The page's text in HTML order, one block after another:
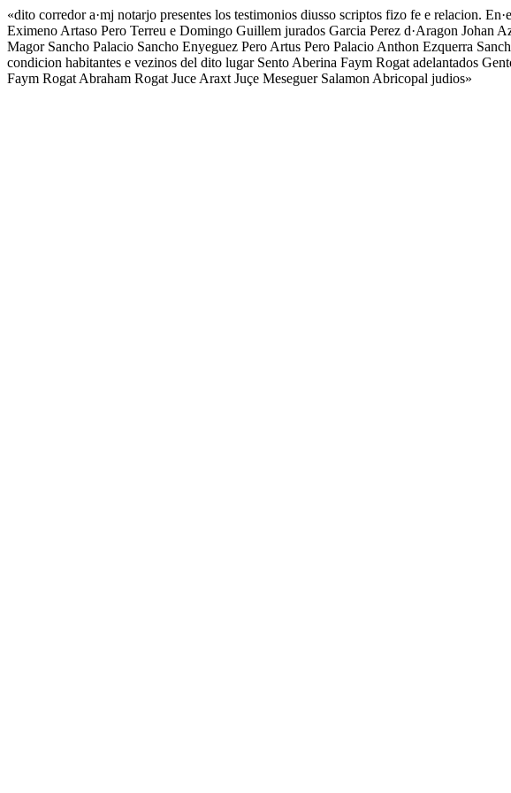
«dito corredor a·mj notarjo presentes los testimonios diusso scriptos fizo fe e relacion.
Eximeno Artaso Pero Terreu e Domingo Guillem jurados Garcia Perez d·Aragon
Magor Sancho Palacio Sancho Enyeguez Pero Artus Pero Palacio Anthon Ezquerra
condicion habitantes e vezinos del dito lugar Sento Aberina Faym Rogat adelantados
Faym Rogat Abraham Rogat Juce Araxt Juçe Meseguer Salamon Abricopal judios»